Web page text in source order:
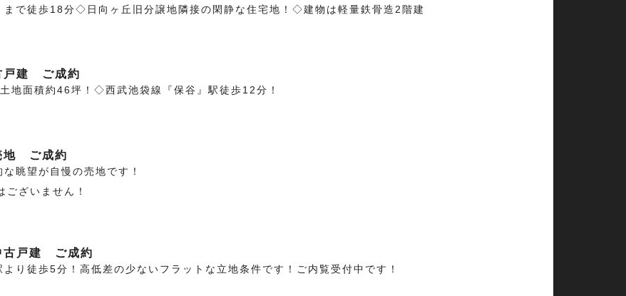
で徒歩18分◇日向ヶ丘旧分譲地隣接の閑静な住宅地！◇建物は軽量鉄骨造2階建
戸建 ご成約
地面積約46坪！◇西武池袋線『保谷』駅徒歩12分！
地 ご成約
眺望が自慢の売地です！
ざいません！
古戸建 ご成約
り徒歩5分！高低差の少ないフラットな立地条件です！ご内覧受付中です！